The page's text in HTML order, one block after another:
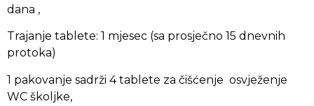
dana ,
Trajanje tablete: 1 mjesec (sa prosječno 15 dnevnih
protoka)
1 pakovanje sadrži 4 tablete za čišćenje osvježenje
WC školjke,